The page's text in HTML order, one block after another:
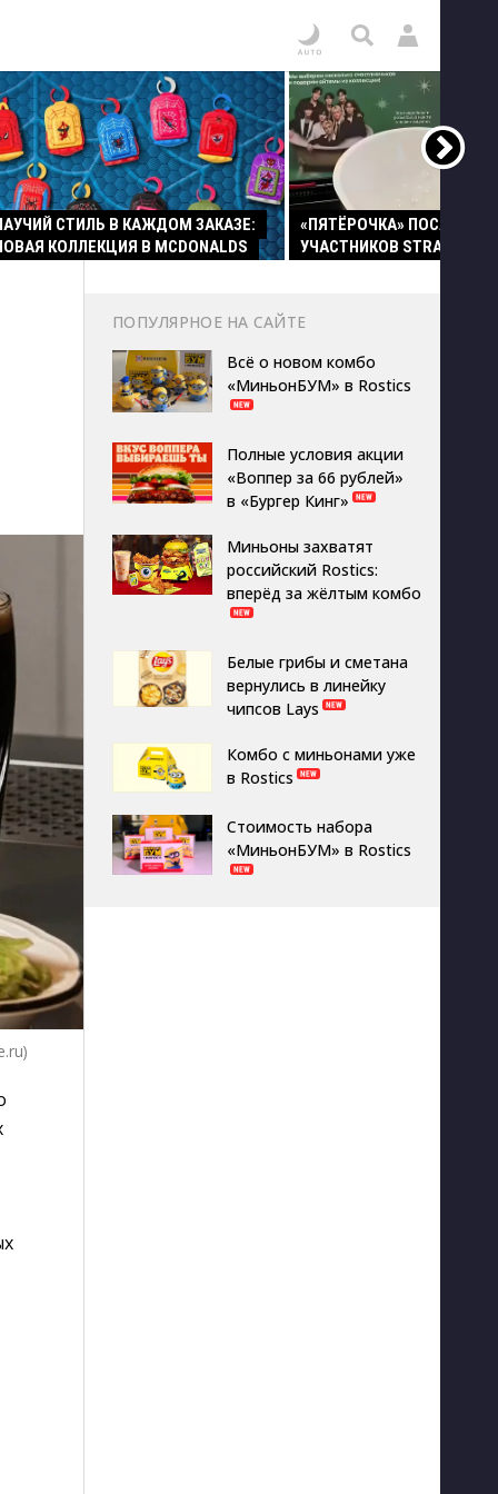
СТИЛЬ В КАЖДОМ ЗАКАЗЕ:
КОЛЛЕКЦИЯ В MCDONALDS
«ПЯТЁРОЧКА» ПОСАДИЛА
УЧАСТНИКОВ STRAY KIDS
ПОПУЛЯРНОЕ НА САЙТЕ
Всё о новом комбо
«МиньонБУМ» в Rostics
Полные условия акции
«Воппер за 66 рублей»
в «Бургер Кинг»
Миньоны захватят
российский Rostics:
вперёд за жёлтым комбо
Белые грибы и сметана
вернулись в линейку
чипсов Lays
Комбо с миньонами уже
в Rostics
Стоимость набора
«МиньонБУМ» в Rostics